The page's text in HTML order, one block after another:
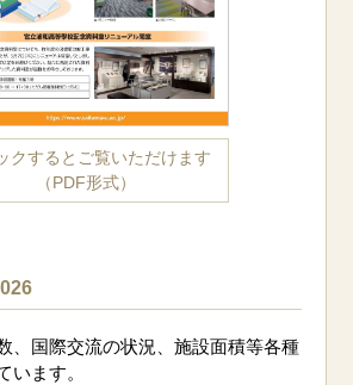
クするとご覧いただけます
（PDF形式）
、国際交流の状況、施設面積等各種
います。